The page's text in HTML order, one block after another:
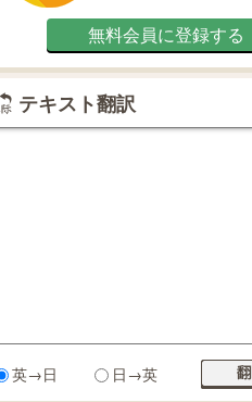
無料会員に登録する
テキスト翻訳
英→日 日→英